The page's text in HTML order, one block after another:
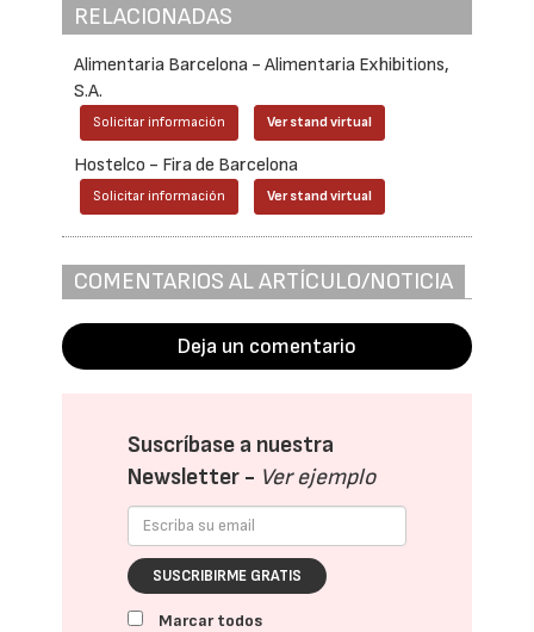
RELACIONADAS
Alimentaria Barcelona - Alimentaria Exhibitions,
S.A.
Solicitar información Ver stand virtual
Hostelco - Fira de Barcelona
Solicitar información Ver stand virtual
COMENTARIOS AL ARTÍCULO/NOTICIA
Deja un comentario
Suscríbase a nuestra
Newsletter - Ver ejemplo
SUSCRIBIRME GRATIS
Marcar todos